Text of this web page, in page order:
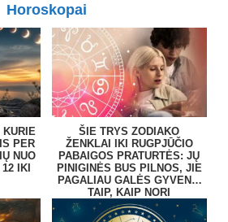
Horoskopai
PER
NUO
12 IKI
ŠIE TRYS ZODIAKO
ŽENKLAI IKI RUGPJŪČIO
PABAIGOS PRATURTĖS: JŲ
PINIGINĖS BUS PILNOS, JIE
PAGALIAU GALĖS GYVENTI
TAIP, KAIP NORI